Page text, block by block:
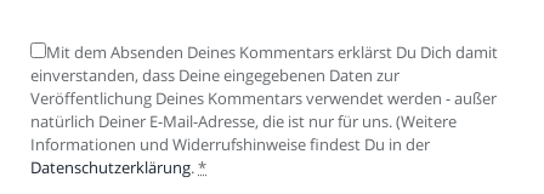
Mit dem Absenden Deines Kommentars erklärst Du Dich damit
einverstanden, dass Deine eingegebenen Daten zur
Veröffentlichung Deines Kommentars verwendet werden - außer
natürlich Deiner E-Mail-Adresse, die ist nur für uns. (Weitere
Informationen und Widerrufshinweise findest Du in der
Datenschutzerklärung.*